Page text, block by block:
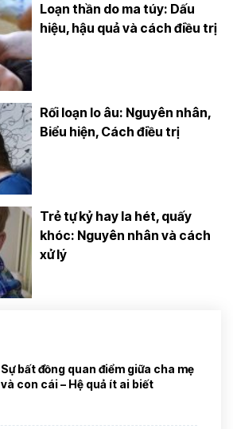
Loạn thần do ma túy: Dấu
hiệu, hậu quả và cách điều trị
Rối loạn lo âu: Nguyên nhân,
Biểu hiện, Cách điều trị
Trẻ tự kỷ hay la hét, quấy
khóc: Nguyên nhân và cách
xử lý
Sự bất đồng quan điểm giữa cha mẹ
và con cái – Hệ quả ít ai biết